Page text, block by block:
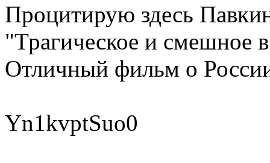
Процитирую здесь
"Трагическое и смешное
Отличный фильм о
Yn1kvptSuo0